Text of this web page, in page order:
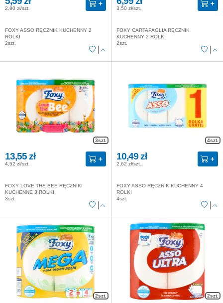
2,80 zł/szt.
FOXY ASSO RĘCZNIK KUCHENNY 2
ROLKI
2szt.
3,50 zł/szt.
FOXY CARTAPAGLIA RĘCZNIK
KUCHENNY 2 ROLKI
2szt.
3szt.
13,55 zł
4,52 zł/szt.
FOXY LOVE THE BEE RĘCZNIKI
KUCHENNE 3 ROLKI
3szt.
4szt.
10,49 zł
2,62 zł/szt.
FOXY ASSO RĘCZNIK KUCHENNY 4
ROLKI
4szt.
2szt. 2szt.